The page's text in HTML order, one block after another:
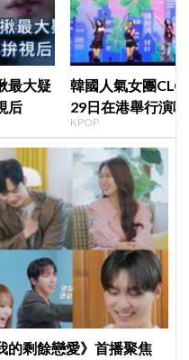
最大疑
后
韓國人氣女團CLC
29日在港舉行演
KPOP
的剩餘戀愛》首播聚焦